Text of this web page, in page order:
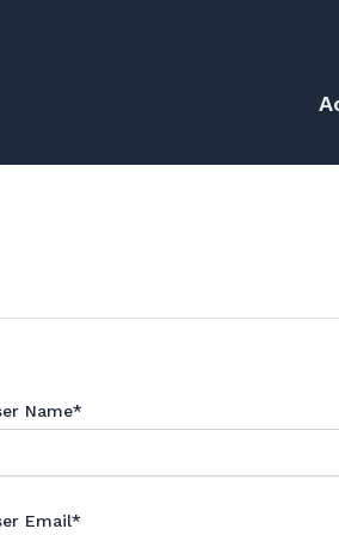
Name*
Email*